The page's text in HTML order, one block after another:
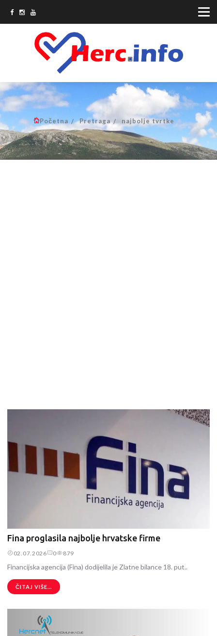
Početna Pretraga najbolje tvrtke
Fina proglasila najbolje hrvatske firme
02.07.2026 0 879
Financijska agencija (Fina) dodijelila je Zlatne bilance 18. put..
ČITAJ VIŠE...